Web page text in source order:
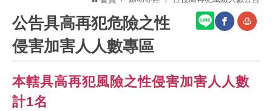
公告具高再犯危險之性
侵害加害人人數專區
站
本轄具高再犯風險之性侵害加害人人數
計1名